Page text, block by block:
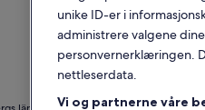
akkurat
nå,
er
August
2026
og
Man. Tir.
unike ID-er i
administrere valgene
personvernerklæringen.
nettleserdata.
Vi og partnerne våre